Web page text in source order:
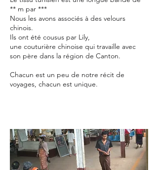
** m par ***
Nous les avons associés à des velours
chinois.
Ils ont été cousus par Lily,
une couturière chinoise qui travaille avec
son père dans la région de Canton.
Chacun est un peu de notre récit de
voyages, chacun est unique.